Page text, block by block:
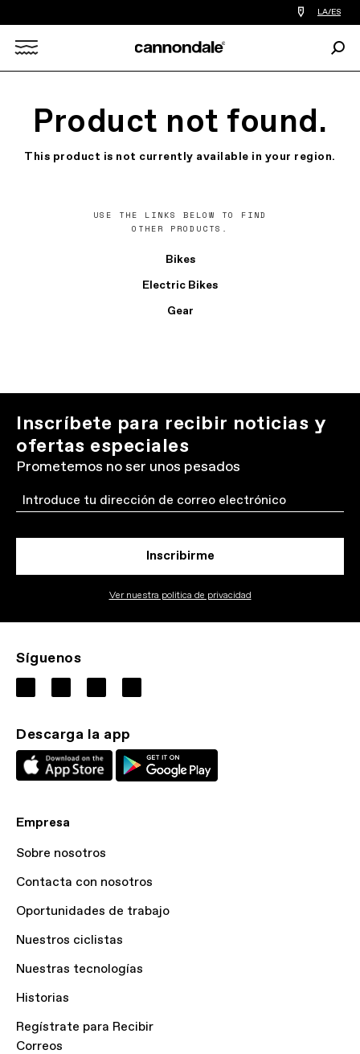
Encontrar
tiedas
bicicletas
de
LA/ES
Product not found.
This product is not currently available in your region.
USE THE LINKS BELOW TO FIND
OTHER PRODUCTS.
Bikes
Electric Bikes
Gear
Inscríbete para recibir noticias y
ofertas especiales
Prometemos no ser unos pesados
Email
Inscribirme
Ver nuestra politica de privacidad
Síguenos
Descarga la app
Empresa
Sobre nosotros
Contacta con nosotros
Oportunidades de trabajo
Nuestros ciclistas
Nuestras tecnologías
Historias
Regístrate para Recibir
Correos